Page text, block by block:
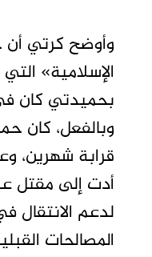
وأوضح كرتي أن
الإسلامية»
بحميدتي كان
قرابة شهرين،
أدت إلى مقتل
لدعم الانتقال
المصالحات